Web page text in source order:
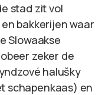
stad zit vol
bakkerijen waar
Slowaakse
zeker de
halušky
schapenkaas) en